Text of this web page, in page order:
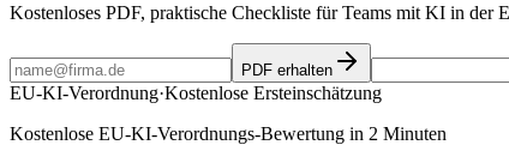
Kostenloses PDF, praktische Checkliste für Teams mit KI in der
PDF erhalten
EU-KI-Verordnung·Kostenlose Ersteinschätzung
Kostenlose EU-KI-Verordnungs-Bewertung in 2 Minuten